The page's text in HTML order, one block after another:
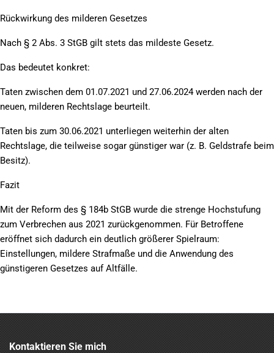
Rückwirkung des milderen Gesetzes
Nach § 2 Abs. 3 StGB gilt stets das mildeste Gesetz.
Das bedeutet konkret:
Taten zwischen dem 01.07.2021 und 27.06.2024 werden nach der
neuen, milderen Rechtslage beurteilt.
Taten bis zum 30.06.2021 unterliegen weiterhin der alten
Rechtslage, die teilweise sogar günstiger war (z. B. Geldstrafe beim
Besitz).
Fazit
Mit der Reform des § 184b StGB wurde die strenge Hochstufung
zum Verbrechen aus 2021 zurückgenommen. Für Betroffene
eröffnet sich dadurch ein deutlich größerer Spielraum:
Einstellungen, mildere Strafmaße und die Anwendung des
günstigeren Gesetzes auf Altfälle.
Kontaktieren Sie mich